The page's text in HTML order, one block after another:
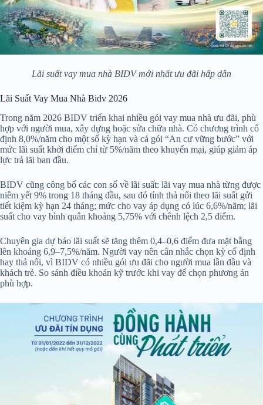
Lãi suất vay mua nhà BIDV mới nhất ưu đãi hấp dẫn
Lãi Suất Vay Mua Nhà Bidv 2026
Trong năm 2026 BIDV triển khai nhiều gói vay mua nhà ưu đãi, phù
hợp với người mua, xây dựng hoặc sửa chữa nhà. Có chương trình cố
định 8,0%/năm cho một số kỳ hạn và cả gói “An cư vững bước” với
mức lãi suất khởi điểm chỉ từ 5%/năm theo khuyến mại, giúp giảm áp
lực trả lãi ban đầu.
BIDV cũng công bố các con số về lãi suất: lãi vay mua nhà từng được
niêm yết 9% trong 18 tháng đầu, sau đó tính thả nổi theo lãi suất gửi
tiết kiệm kỳ hạn 24 tháng; mức cho vay áp dụng có lúc 6,6%/năm; lãi
suất cho vay bình quân khoảng 5,75% với chênh lệch 2,5 điểm.
Chuyên gia dự báo lãi suất sẽ tăng thêm 0,4–0,6 điểm đưa mặt bằng
lên khoảng 6,9–7,5%/năm. Người vay nên cân nhắc chọn kỳ cố định
hay thả nổi, vì BIDV có nhiều gói ưu đãi cho người mua lần đầu và
khách trẻ. So sánh điều khoản kỹ trước khi vay để chọn phương án
phù hợp.